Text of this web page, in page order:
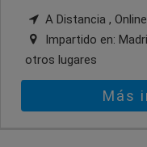
A Distancia ,
Impartido en:
otros lugares
Más